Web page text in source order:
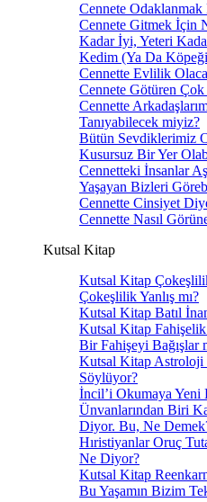
Cennete Odaklanmak
Cennete Gitmek İçin
Kadar İyi, Yeteri
Kedim (Ya Da
Cennette Evlilik
Cennete Götüren Çok
Cennette
Tanıyabilecek miyiz?
Bütün Sevdiklerimiz
Kusursuz Bir Yer
Cennetteki İnsanlar
Yaşayan Bizleri
Cennette Cinsiyet
Cennette Nasıl
Kutsal Kitap
Kutsal Kitap
Çokeşlilik Yanlış mı?
Kutsal Kitap Batıl
Kutsal Kitap
Bir Fahişeyi Bağışlar
Kutsal Kitap Astroloji
Söylüyor?
İncil’i Okumaya Yeni
Ünvanlarından Biri
Diyor. Bu, Ne
Hıristiyanlar Oruç
Ne Diyor?
Kutsal Kitap
Bu Yaşamın Bizim